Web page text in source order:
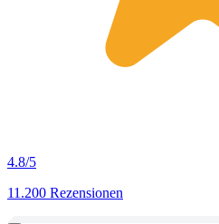
4.8/5
11.200 Rezensionen